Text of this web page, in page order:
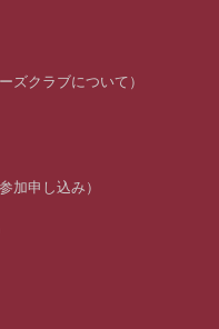
ズクラブについて）
加申し込み）